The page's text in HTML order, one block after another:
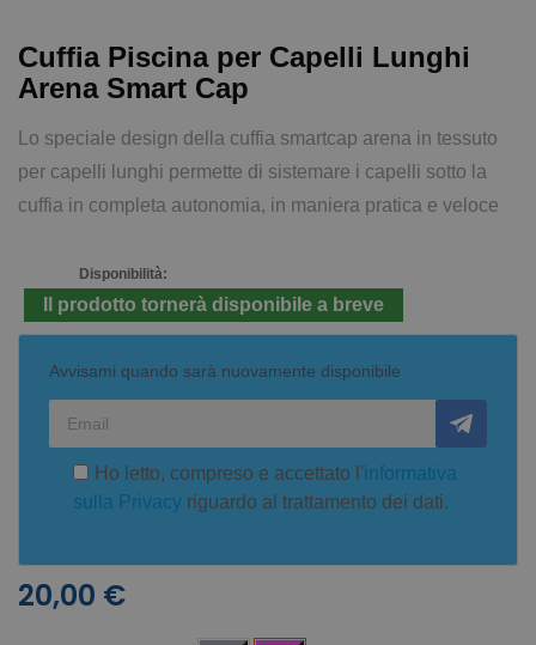
Cuffia Piscina per Capelli Lunghi
Arena Smart Cap
Lo speciale design della cuffia smartcap arena in tessuto
per capelli lunghi permette di sistemare i capelli sotto la
cuffia in completa autonomia, in maniera pratica e veloce
Disponibilità:
Il prodotto tornerà disponibile a breve
Avvisami quando sarà nuovamente disponibile
Ho letto, compreso e accettato l'informativa
sulla Privacy riguardo al trattamento dei dati.
20,00 €